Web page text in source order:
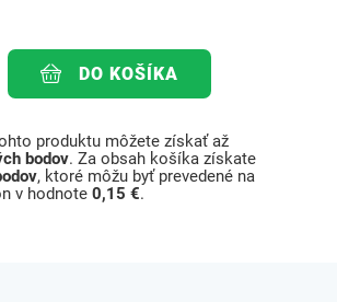
DO KOŠÍKA
produktu môžete získať až
bodov. Za obsah košíka získate
, ktoré môžu byť prevedené na
v hodnote 0,15 €.